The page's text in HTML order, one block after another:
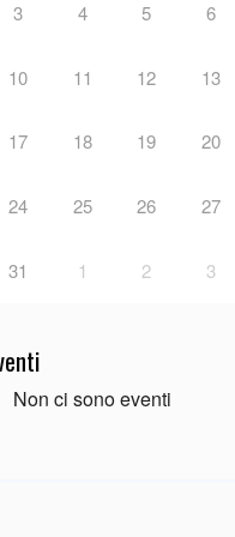
3 4 5 6
10 11 12 13
17 18 19 20
24 25 26 27
31 1 2 3
Non ci sono eventi